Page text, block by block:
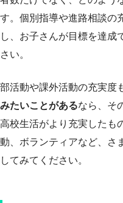
す。個別指導や進路相談の
し、お子さんが目標を達成
さい。
部活動や課外活動の充実度
みたいことがあるなら、そ
高校生活がより充実したも
動、ボランティアなど、さ
してみてください。